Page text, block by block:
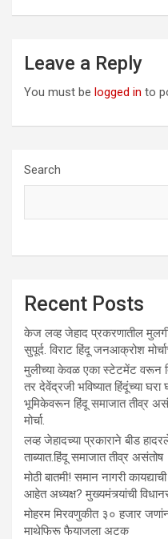
Leave a Reply
You must be logged in to
Search
Recent Posts
केज लव्ह जेहाद प्रकरणातील
सुपूर्द. विराट हिंदू जनआक्रोश
मुलीच्या केवळ एका स्टेटमेंट वरून
तर देवेंद्रजी भविष्यात हिंदूंच्या
भूमिकेवरून हिंदू समाजात तीव्र
मोर्चा.
लव्ह जेहादच्या प्रकाराने बीड
ताब्यात.हिंदू समाजात तीव्र असंतोष
मोठी बातमी! समान नागरी
आहेत अध्यक्ष? मुख्यमंत्र्यांची
मोहरम मिरवणुकीत ३० हजार
माथेफिरू फैयाजला अटक